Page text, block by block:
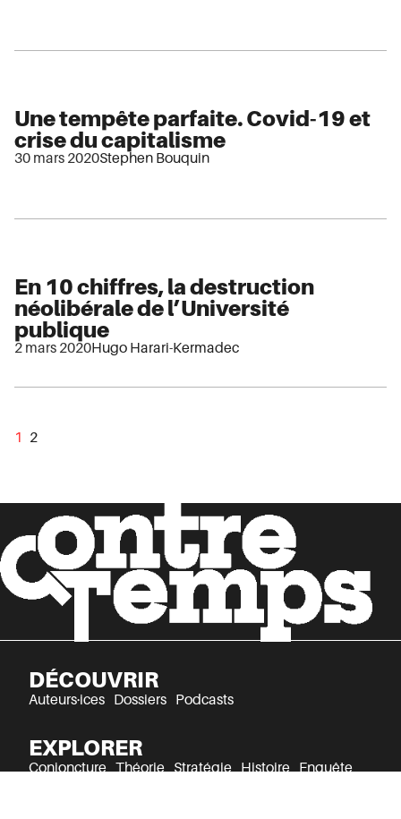
Une tempête parfaite. Covid-19 et
crise du capitalisme
30 mars 2020Stephen Bouquin
En 10 chiffres, la destruction
néolibérale de l’Université
publique
2 mars 2020Hugo Harari-Kermadec
1 2
DÉCOUVRIR
Auteurs·ices Dossiers Podcasts
EXPLORER
Conjoncture Théorie Stratégie Histoire Enquête